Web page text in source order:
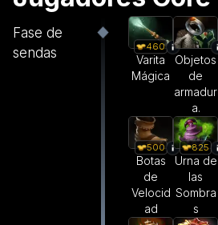
Fase de
sendas
460
Varita
Mágica
Objetos
de
armadur
a.
500
Botas
de
Velocid
ad
825
Urna de
las
Sombra
s